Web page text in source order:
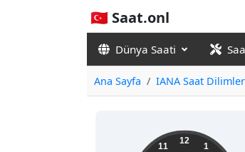
🇹🇷 Saat.onl
Dünya Saati
Ana Sayfa IANA Saat
10:15:44 12
1
11